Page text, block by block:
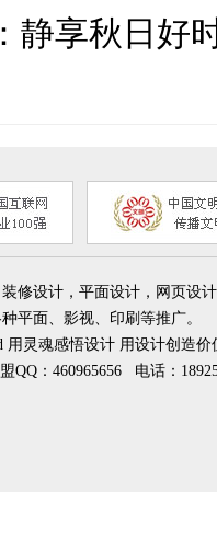
静享秋日好
修设计，平面设计，网页设
平面、影视、印刷等推广。
用灵魂感悟设计 用设计创造
：460965656 电话：